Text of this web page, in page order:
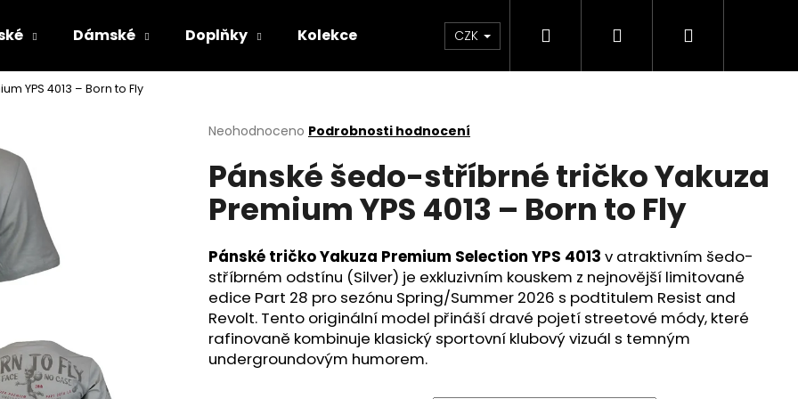
Dámské Doplňky Kolekce Kontakt Velkoobchod Obchodní
CZK Hledat PřihlášeníNákupní
YPS 4013 – Born to Fly
Průměrné
produktu
je
0,0
hvězdiček.
Neohodnoceno Podrobnosti hodnocení
Pánské šedo-stříbrné tričko Yakuza
Premium YPS 4013 – Born to Fly
Pánské tričko Yakuza Premium Selection YPS 4013 v atraktivním šedo-
stříbrném odstínu (Silver) je exkluzivním kouskem z nejnovější limitované
edice Part 28 pro sezónu Spring/Summer 2026 s podtitulem Resist and
Revolt. Tento originální model přináší dravé pojetí streetové módy, které
rafinovaně kombinuje klasický sportovní klubový vizuál s temným
undergroundovým humorem.
Co potřebujete najít?
HLEDAT
MINIŠATY YAKUZA PREMIUM